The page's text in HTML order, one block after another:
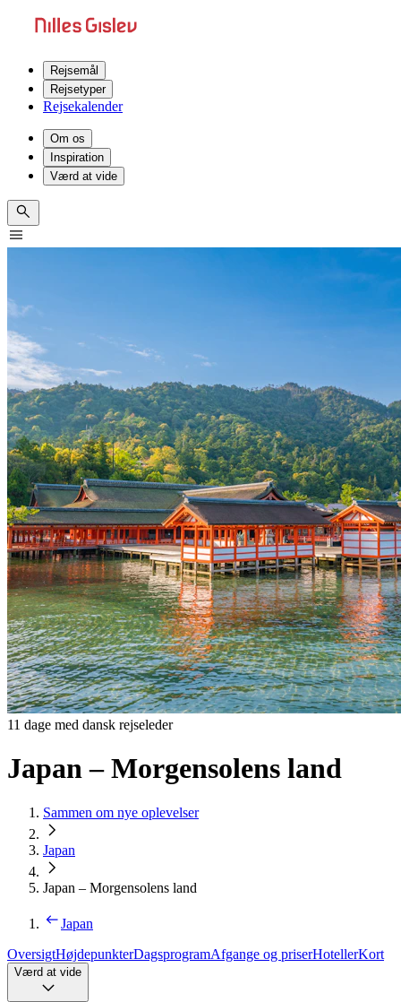
Rejsemål
Rejsetyper
Rejsekalender
Om os
Inspiration
Værd at vide
11 dage med dansk rejseleder
Japan – Morgensolens land
Sammen om nye oplevelser
Japan
Japan – Morgensolens land
Japan
OversigtHøjdepunkterDagsprogramAfgange og priserHotellerKort
Værd at vide